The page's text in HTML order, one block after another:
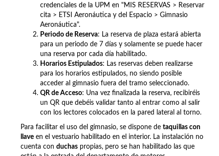
credenciales de la UPM en "MIS RESERVAS > Reservar
cita > ETSI Aeronáutica y del Espacio > Gimnasio
Aeronáutica".
Periodo de Reserva: La reserva de plaza estará abierta
para un periodo de 7 días y solamente se puede hacer
una reserva por cada día habilitado.
Horarios Estipulados: Las reservas deben realizarse
para los horarios estipulados, no siendo posible
acceder al gimnasio fuera del tramo seleccionado.
QR de Acceso: Una vez finalizada la reserva, recibiréis
un QR que debéis validar tanto al entrar como al salir
con los lectores colocados en la pared lateral al torno.
Para facilitar el uso del gimnasio, se dispone de taquillas con
llave en el vestuario habilitado en el interior. La instalación no
cuenta con duchas propias, pero se han habilitado las que